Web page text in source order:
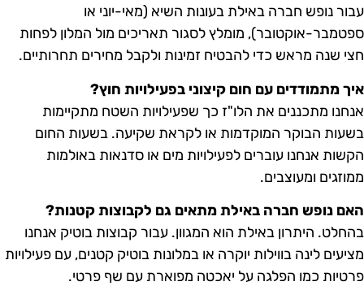
נופש חברה באילת בעונות השיא (מאי-יוני או
אוקטובר), מומלץ לסגור תאריכים מול המלון לפחות
שנה מראש כדי להבטיח זמינות ולקבל מחירים תחרותיים.
מתמודדים עם חום קיצוני בפעילויות חוץ?
מתכננים את הלו"ז כך שפעילויות השטח מתקיימות
הבוקר המוקדמות או לקראת שקיעה. בשעות החום
אנחנו עוברים לפעילויות מים או סדנאות באולמות
ומעוצבים.
נופש חברה באילת מתאים גם לקבוצות קטנות?
היתרון באילת הוא המגוון. עבור קבוצות בוטיק אנחנו
לינה בווילות יוקרה או במלונות בוטיק קטנים, עם פעילויות
כמו הפלגה על יאכטה מפוארת עם שף פרטי.